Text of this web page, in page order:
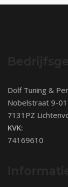
Dolf Tuning &
Nobelstraat 9-01
7131PZ
KVK:
74169610